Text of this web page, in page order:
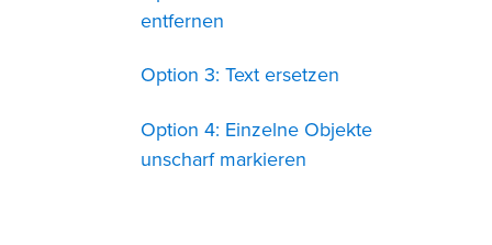
entfernen
Option 3: Text ersetzen
Option 4: Einzelne Objekte
unscharf markieren